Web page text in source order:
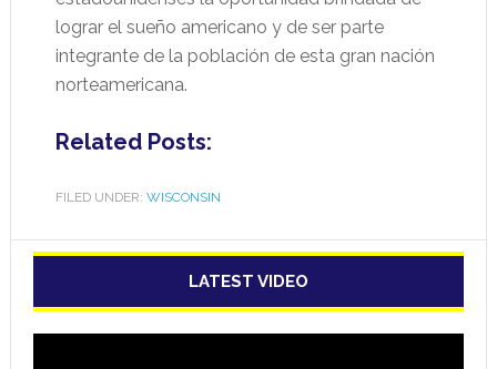
lograr el sueño americano y de ser parte
integrante de la población de esta gran nación
norteamericana.
Related Posts:
FILED UNDER: WISCONSIN
LATEST VIDEO